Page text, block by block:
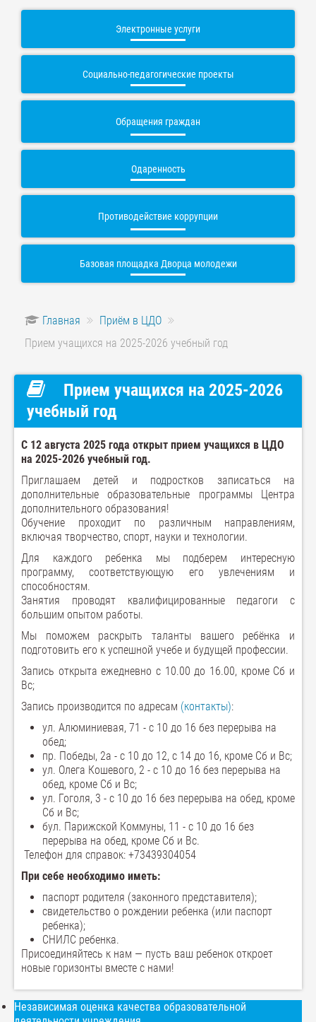
Электронные услуги
Социально-педагогические проекты
Обращения граждан
Одаренность
Противодействие коррупции
Базовая площадка Дворца молодежи
Главная
Приём в ЦДО
Прием учащихся на 2025-2026 учебный год
Прием учащихся на 2025-2026
учебный год
С 12 августа 2025 года открыт прием учащихся в ЦДО
на 2025-2026 учебный год.
Приглашаем детей и подростков записаться на
дополнительные образовательные программы Центра
дополнительного образования!
Обучение проходит по различным направлениям,
включая творчество, спорт, науки и технологии.
Для каждого ребенка мы подберем интересную
программу, соответствующую его увлечениям и
способностям.
Занятия проводят квалифицированные педагоги с
большим опытом работы.
Мы поможем раскрыть таланты вашего ребёнка и
подготовить его к успешной учебе и будущей профессии.
Запись открыта ежедневно с 10.00 до 16.00, кроме Сб и
Вс;
Запись производится по адресам (контакты):
ул. Алюминиевая, 71 - с 10 до 16 без перерыва на
обед;
пр. Победы, 2а - с 10 до 12, с 14 до 16, кроме Сб и Вс;
ул. Олега Кошевого, 2 - с 10 до 16 без перерыва на
обед, кроме Сб и Вс;
ул. Гоголя, 3 - с 10 до 16 без перерыва на обед, кроме
Сб и Вс;
бул. Парижской Коммуны, 11 - с 10 до 16 без
перерыва на обед, кроме Сб и Вс.
Телефон для справок: +73439304054
При себе необходимо иметь:
паспорт родителя (законного представителя);
свидетельство о рождении ребенка (или паспорт
ребенка);
СНИЛС ребенка.
Присоединяйтесь к нам — пусть ваш ребенок откроет
новые горизонты вместе с нами!
Независимая оценка качества образовательной